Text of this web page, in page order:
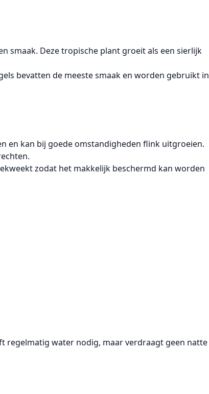
smaak. Deze tropische plant groeit als een sierlijk
bevatten de meeste smaak en worden gebruikt in
en kan bij goede omstandigheden flink uitgroeien.
zodat het makkelijk beschermd kan worden
regelmatig water nodig, maar verdraagt geen natte